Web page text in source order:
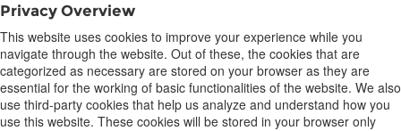
Privacy Overview
This website uses cookies to improve your experience while you
navigate through the website. Out of these, the cookies that are
categorized as necessary are stored on your browser as they are
essential for the working of basic functionalities of the website. We also
use third-party cookies that help us analyze and understand how you
use this website. These cookies will be stored in your browser only